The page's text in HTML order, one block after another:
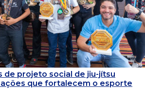
de projeto social de jiu-jítsu
que fortalecem o esporte